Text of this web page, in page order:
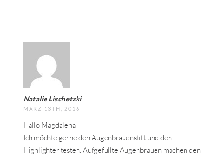
Natalie Lischetzki
MÄRZ 13TH, 2016
Hallo Magdalena
Ich möchte gerne den Augenbrauenstift und den
Highlighter testen. Aufgefüllte Augenbrauen machen den